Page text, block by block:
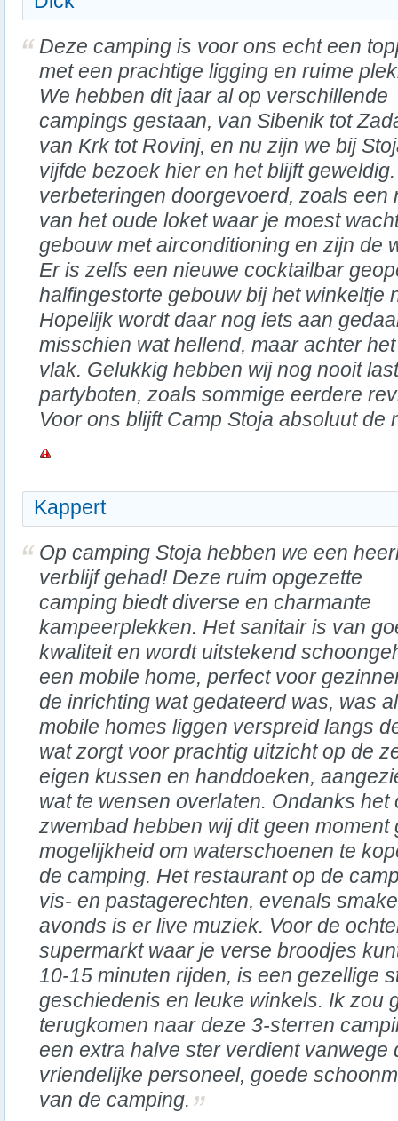
Deze camping is voor ons echt een
met een prachtige ligging en ruime
We hebben dit jaar al op verschillende
campings gestaan, van Sibenik tot
van Krk tot Rovinj, en nu zijn we bij
vijfde bezoek hier en het blijft
verbeteringen doorgevoerd, zoals een
van het oude loket waar je moest
gebouw met airconditioning en zijn de
Er is zelfs een nieuwe cocktailbar
halfingestorte gebouw bij het winkeltje
Hopelijk wordt daar nog iets aan
misschien wat hellend, maar achter
vlak. Gelukkig hebben wij nog nooit
partyboten, zoals sommige eerdere
Voor ons blijft Camp Stoja absoluut de
Kappert
Op camping Stoja hebben we een
verblijf gehad! Deze ruim opgezette
camping biedt diverse en charmante
kampeerplekken. Het sanitair is van
kwaliteit en wordt uitstekend
een mobile home, perfect voor
de inrichting wat gedateerd was, was
mobile homes liggen verspreid langs
wat zorgt voor prachtig uitzicht op de
eigen kussen en handdoeken,
wat te wensen overlaten. Ondanks het
zwembad hebben wij dit geen
mogelijkheid om waterschoenen te
de camping. Het restaurant op de
vis- en pastagerechten, evenals
avonds is er live muziek. Voor de
supermarkt waar je verse broodjes
10-15 minuten rijden, is een gezellige
geschiedenis en leuke winkels. Ik zou
terugkomen naar deze 3-sterren
een extra halve ster verdient vanwege
vriendelijke personeel, goede
van de camping.